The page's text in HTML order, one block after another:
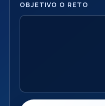
OBJETIVO O RETO